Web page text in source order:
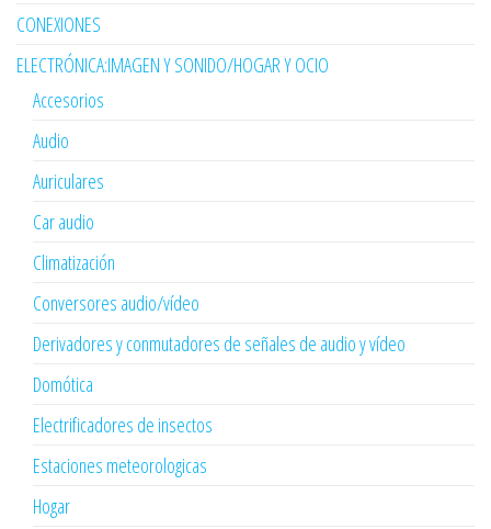
CONEXIONES
ELECTRÓNICA:IMAGEN Y SONIDO/HOGAR Y OCIO
Accesorios
Audio
Auriculares
Car audio
Climatización
Conversores audio/vídeo
Derivadores y conmutadores de señales de audio y vídeo
Domótica
Electrificadores de insectos
Estaciones meteorologicas
Hogar